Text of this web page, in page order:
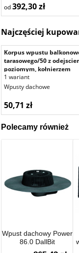
od392,30 zł
Najczęściej
Korpus wpustu
tarasowego/50 z
poziomym, kołnierzem
uszczelniającym, wysokość
zabudowy 57 mm
1 wariant
Wpusty dachowe
50,71 zł
Polecamy również
Wpust dachowy Power
86.0 DallBit